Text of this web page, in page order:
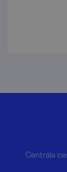
Centrála